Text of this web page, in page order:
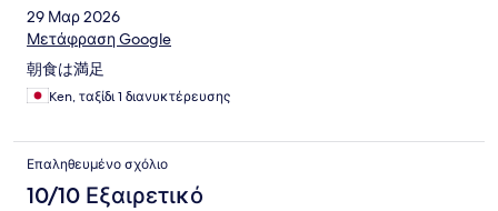
29 Μαρ 2026
Μετάφραση Google
朝食は満足
Ken, ταξίδι 1 διανυκτέρευσης
Επαληθευμένο σχόλιο
10/10 Εξαιρετικό